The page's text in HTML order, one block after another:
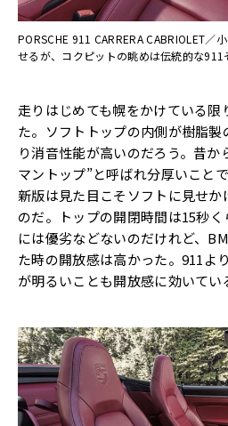
PORSCHE 911 CARRERA CABRIOLET／
せるが、コクピットの眺めは伝統的な911
走りはじめても幌をかけている限
た。ソフトトップの内側が樹脂
り消音性能が高いのだろう。昔か
マントップ”と呼ばれ分厚いこと
新版は見た目こそソフトに見せ
のだ。トップの開閉時間は15秒
には優劣などないのだけれど、
た時の開放感は高かった。911よ
が明るいことも開放感に効いてい